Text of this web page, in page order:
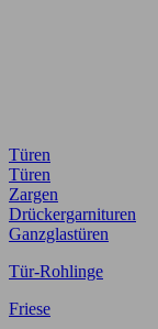
Türen
Türen
Zargen
Drückergarnituren
Ganzglastüren
Tür-Rohlinge
Friese